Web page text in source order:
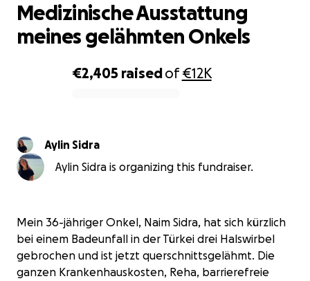
€2,405 raisedof€12K
Medizinische Ausstattung
meines gelähmten Onkels
Aylin Sidra
Aylin Sidra is organizing this fundraiser.
Mein 36-jähriger Onkel, Naim Sidra, hat sich kürzlich
bei einem Badeunfall in der Türkei drei Halswirbel
gebrochen und ist jetzt querschnittsgelähmt. Die
ganzen Krankenhauskosten, Reha, barrierefreie